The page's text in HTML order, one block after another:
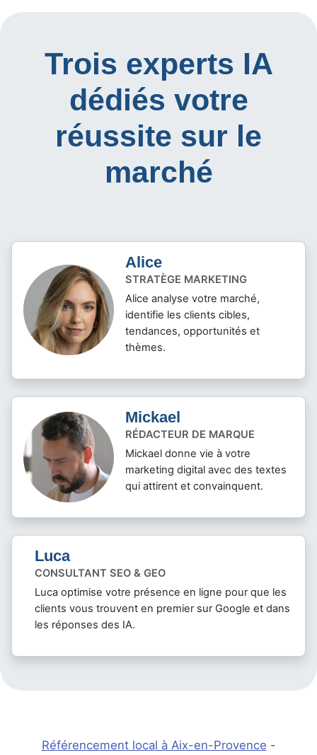
Trois experts IA
dédiés votre
réussite sur le
marché
Alice
STRATÈGE MARKETING
Alice analyse votre marché,
identifie les clients cibles,
tendances, opportunités et
thèmes.
Mickael
RÉDACTEUR DE MARQUE
Mickael donne vie à votre
marketing digital avec des textes
qui attirent et convainquent.
Luca
CONSULTANT SEO & GEO
Luca optimise votre présence en ligne pour que les
clients vous trouvent en premier sur Google et dans
les réponses des IA.
Référencement local à Aix-en-Provence -